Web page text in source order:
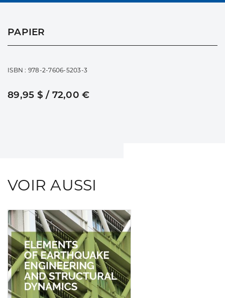
PAPIER
ISBN : 978-2-7606-5203-3
89,95 $ / 72,00 €
VOIR AUSSI